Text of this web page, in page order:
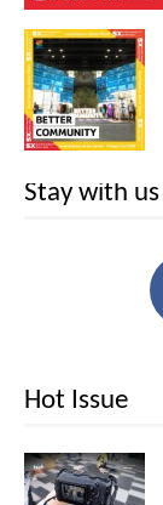
Stay with us
Hot Issue